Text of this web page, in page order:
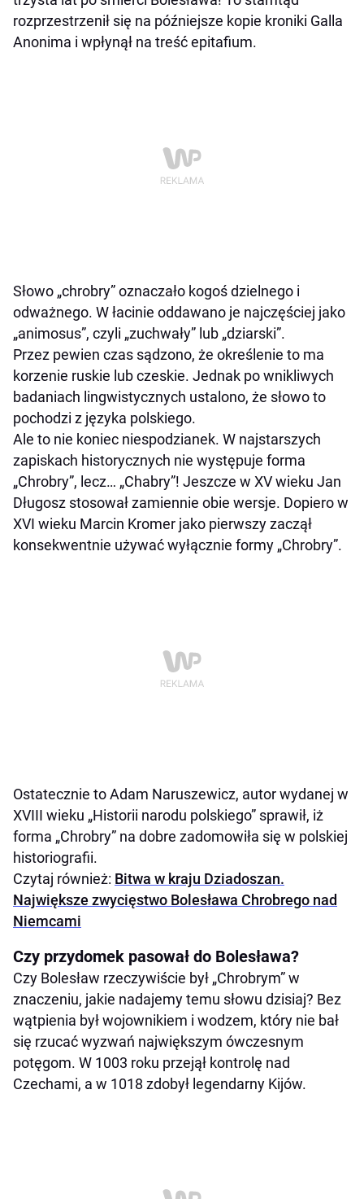
rozprzestrzenił się na późniejsze kopie kroniki Galla
Anonima i wpłynął na treść epitafium.
Słowo „chrobry” oznaczało kogoś dzielnego i
odważnego. W łacinie oddawano je najczęściej jako
„animosus”, czyli „zuchwały” lub „dziarski”.
Przez pewien czas sądzono, że określenie to ma
korzenie ruskie lub czeskie. Jednak po wnikliwych
badaniach lingwistycznych ustalono, że słowo to
pochodzi z języka polskiego.
Ale to nie koniec niespodzianek. W najstarszych
zapiskach historycznych nie występuje forma
„Chrobry”, lecz… „Chabry”! Jeszcze w XV wieku Jan
Długosz stosował zamiennie obie wersje. Dopiero w
XVI wieku Marcin Kromer jako pierwszy zaczął
konsekwentnie używać wyłącznie formy „Chrobry”.
Ostatecznie to Adam Naruszewicz, autor wydanej w
XVIII wieku „Historii narodu polskiego” sprawił, iż
forma „Chrobry” na dobre zadomowiła się w polskiej
historiografii.
Czytaj również: Bitwa w kraju Dziadoszan.
Największe zwycięstwo Bolesława Chrobrego nad
Niemcami
Czy przydomek pasował do Bolesława?
Czy Bolesław rzeczywiście był „Chrobrym” w
znaczeniu, jakie nadajemy temu słowu dzisiaj? Bez
wątpienia był wojownikiem i wodzem, który nie bał
się rzucać wyzwań największym ówczesnym
potęgom. W 1003 roku przejął kontrolę nad
Czechami, a w 1018 zdobył legendarny Kijów.